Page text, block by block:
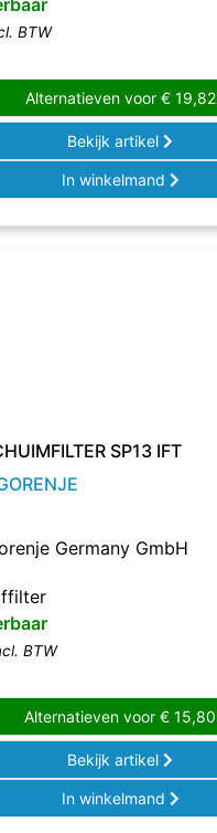
BTW
Alternatieven voor €19,82
Bekijk artikel
In winkelmand
SP13 IFT
Germany GmbH
BTW
Alternatieven voor € 15,80
Bekijk artikel
In winkelmand